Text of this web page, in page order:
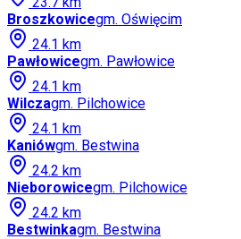
Broszkowicegm. Oświęcim
24.1 km
Pawłowicegm. Pawłowice
24.1 km
Wilczagm. Pilchowice
24.1 km
Kaniówgm. Bestwina
24.2 km
Nieborowicegm. Pilchowice
24.2 km
Bestwinkagm. Bestwina